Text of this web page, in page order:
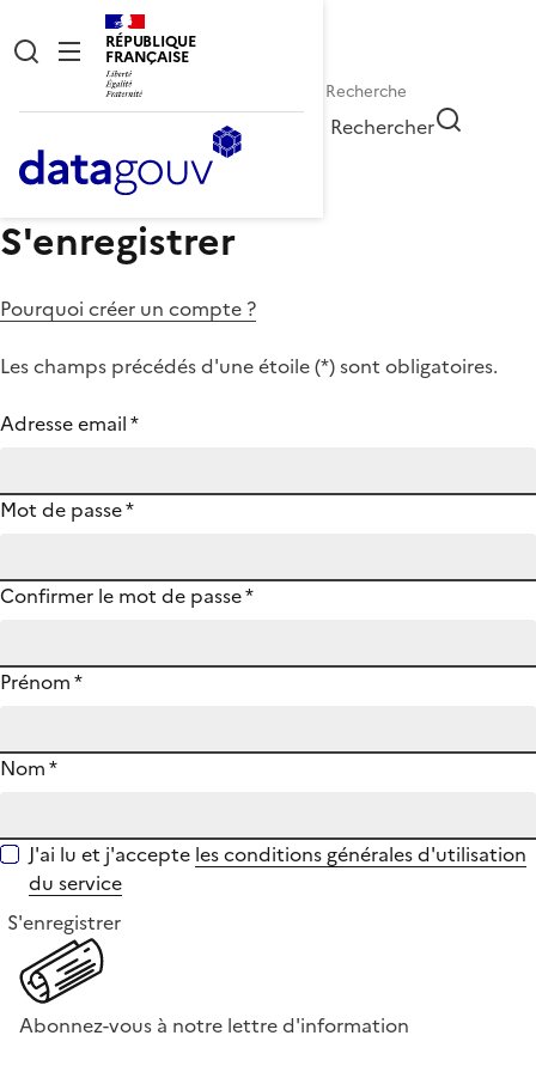
RÉPUBLIQUE
FRANÇAISE
Rechercher
S'enregistrer
Pourquoi créer un compte ?
Les champs précédés d'une étoile (*) sont obligatoires.
Adresse email*
Mot de passe*
Confirmer le mot de passe*
Prénom*
Nom*
J'ai lu et j'accepte les conditions générales d'utilisation
du service
S'enregistrer
Abonnez-vous à notre lettre d'information